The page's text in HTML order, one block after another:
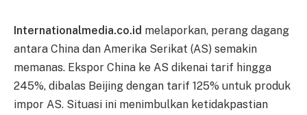
Internationalmedia.co.id melaporkan, perang dagang
antara China dan Amerika Serikat (AS) semakin
memanas. Ekspor China ke AS dikenai tarif hingga
245%, dibalas Beijing dengan tarif 125% untuk produk
impor AS. Situasi ini menimbulkan ketidakpastian